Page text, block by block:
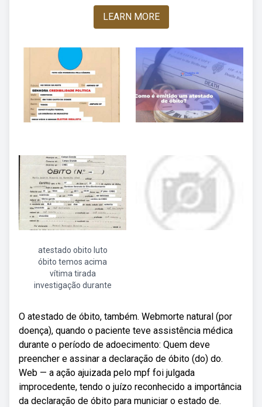
LEARN MORE
atestado obito luto
óbito temos acima
vítima tirada
investigação durante
O atestado de óbito, também. Webmorte natural (por
doença), quando o paciente teve assistência médica
durante o período de adoecimento: Quem deve
preencher e assinar a declaração de óbito (do) do.
Web — a ação ajuizada pelo mpf foi julgada
improcedente, tendo o juízo reconhecido a importância
da declaração de óbito para municiar o estado de.